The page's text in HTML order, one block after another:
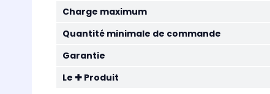
Charge maximum
Quantité minimale de commande
Garantie
Le ✚ Produit